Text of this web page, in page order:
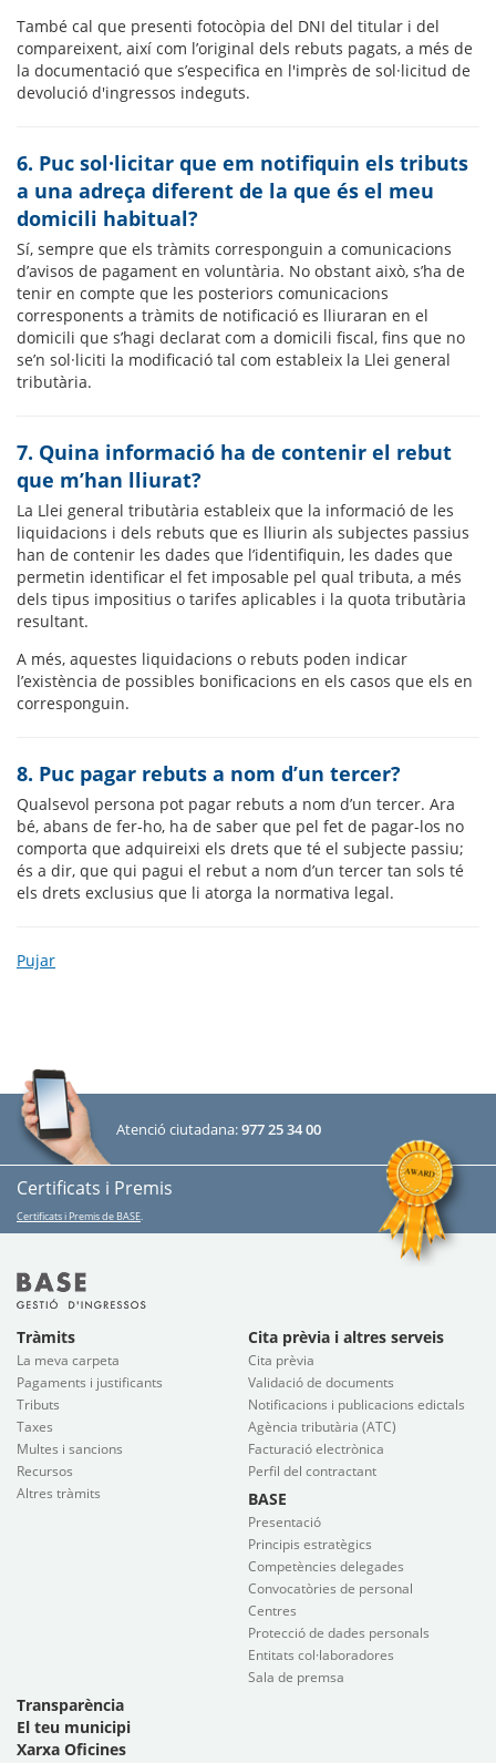
També cal que presenti fotocòpia del DNI del titular i del
compareixent, així com l’original dels rebuts pagats, a més de
la documentació que s’especifica en l'imprès de sol·licitud de
devolució d'ingressos indeguts.
6. Puc sol·licitar que em notifiquin els tributs
a una adreça diferent de la que és el meu
domicili habitual?
Sí, sempre que els tràmits corresponguin a comunicacions
d’avisos de pagament en voluntària. No obstant això, s’ha de
tenir en compte que les posteriors comunicacions
corresponents a tràmits de notificació es lliuraran en el
domicili que s’hagi declarat com a domicili fiscal, fins que no
se’n sol·liciti la modificació tal com estableix la Llei general
tributària.
7. Quina informació ha de contenir el rebut
que m’han lliurat?
La Llei general tributària estableix que la informació de les
liquidacions i dels rebuts que es lliurin als subjectes passius
han de contenir les dades que l’identifiquin, les dades que
permetin identificar el fet imposable pel qual tributa, a més
dels tipus impositius o tarifes aplicables i la quota tributària
resultant.
A més, aquestes liquidacions o rebuts poden indicar
l’existència de possibles bonificacions en els casos que els en
corresponguin.
8. Puc pagar rebuts a nom d’un tercer?
Qualsevol persona pot pagar rebuts a nom d’un tercer. Ara
bé, abans de fer-ho, ha de saber que pel fet de pagar-los no
comporta que adquireixi els drets que té el subjecte passiu;
és a dir, que qui pagui el rebut a nom d’un tercer tan sols té
els drets exclusius que li atorga la normativa legal.
Pujar
Atenció ciutadana:977 25 34 00
Certificats i Premis
Certificats i Premis de BASE
Tràmits
La meva carpeta
Pagaments i justificants
Tributs
Taxes
Multes i sancions
Recursos
Altres tràmits
Cita prèvia i altres serveis
Cita prèvia
Validació de documents
Notificacions i publicacions edictals
Agència tributària (ATC)
Facturació electrònica
Perfil del contractant
BASE
Presentació
Principis estratègics
Competències delegades
Convocatòries de personal
Centres
Protecció de dades personals
Entitats col·laboradores
Sala de premsa
Transparència
El teu municipi
Xarxa Oficines